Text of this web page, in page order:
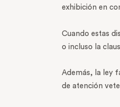
exhibición en
Cuando estas
o incluso la
Además, la ley
de atención